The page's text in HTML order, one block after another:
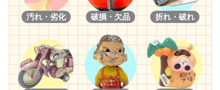
汚れ・劣化 破損・欠品 折れ・破れ